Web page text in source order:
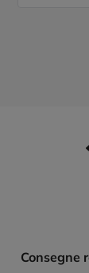
Consegne